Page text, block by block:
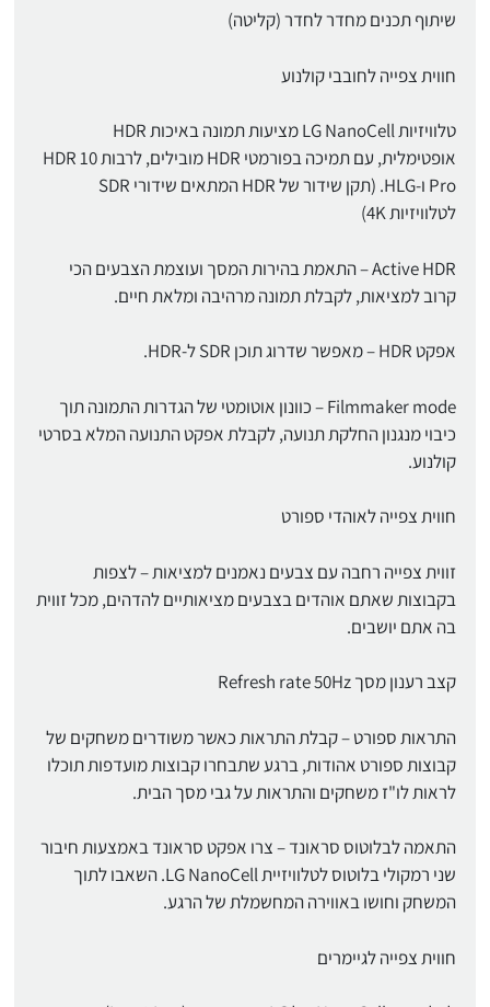
שיתוף תכנים מחדר לחדר (קליטה)
חווית צפייה לחובבי קולנוע
טלוויזיות LG NanoCell מציעות תמונה באיכות HDR
אופטימלית, עם תמיכה בפורמטי HDR מובילים, לרבות HDR 10
Pro ו-HLG. (תקן שידור של HDR המתאים שידורי SDR
לטלוויזיות 4K)
Active HDR – התאמת בהירות המסך ועוצמת הצבעים הכי
קרוב למציאות, לקבלת תמונה מרהיבה ומלאת חיים.
אפקט HDR – מאפשר שדרוג תוכן SDR ל-HDR.
Filmmaker mode – כוונון אוטומטי של הגדרות התמונה תוך
כיבוי מנגנון החלקת תנועה, לקבלת אפקט התנועה המלא בסרטי
קולנוע.
חווית צפייה לאוהדי ספורט
זווית צפייה רחבה עם צבעים נאמנים למציאות – לצפות
בקבוצות שאתם אוהדים בצבעים מציאותיים להדהים, מכל זווית
בה אתם יושבים.
קצב רענון מסך Refresh rate 50Hz
התראות ספורט – קבלת התראות כאשר משודרים משחקים של
קבוצות ספורט אהודות, ברגע שתבחרו קבוצות מועדפות תוכלו
לראות לו"ז משחקים והתראות על גבי מסך הבית.
התאמה לבלוטוס סראונד – צרו אפקט סראונד באמצעות חיבור
שני רמקולי בלוטוס לטלוויזיית LG NanoCell. השאבו לתוך
המשחק וחושו באווירה המחשמלת של הרגע.
חווית צפייה לגיימרים